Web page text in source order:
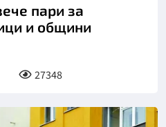
пари за
и общини
27348